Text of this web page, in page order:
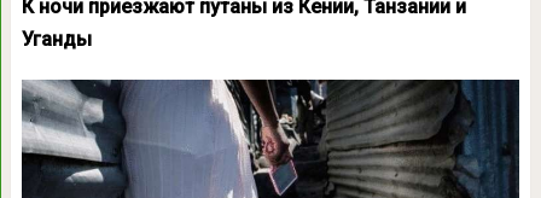
К ночи приезжают путаны из Кении, Танзании и
Уганды